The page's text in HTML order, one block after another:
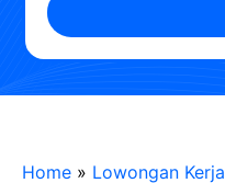
Home » Lowongan Kerja